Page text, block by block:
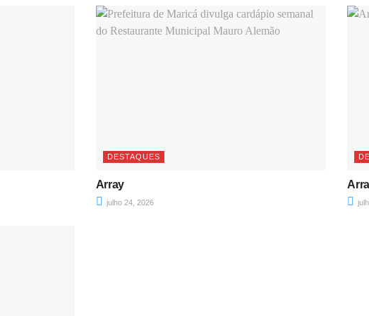
DESTAQUES
Array
julho 24, 2026